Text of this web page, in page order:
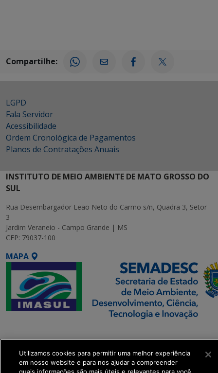
Compartilhe:
LGPD
Fala Servidor
Acessibilidade
Ordem Cronológica de Pagamentos
Planos de Contratações Anuais
INSTITUTO DE MEIO AMBIENTE DE MATO GROSSO DO
SUL
Rua Desembargador Leão Neto do Carmo s/n, Quadra 3, Setor
3
Jardim Veraneio - Campo Grande | MS
CEP: 79037-100
MAPA
Executiva de
Transformação Digital
Utilizamos cookies para permitir uma melhor experiência
em nosso website e para nos ajudar a compreender